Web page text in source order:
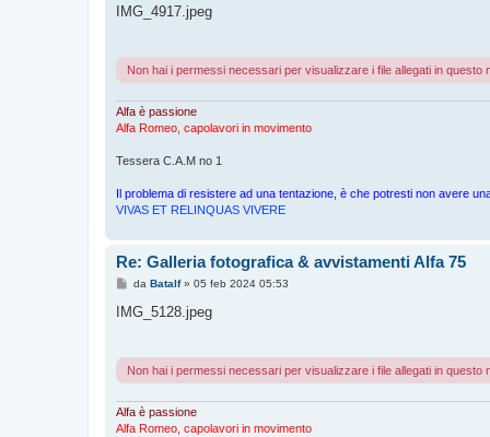
s
g
i
o
IMG_4917.jpeg
Non hai i permessi necessari per visualizzare i file allegati in questo
Alfa è passione
Alfa Romeo, capolavori in movimento
Tessera C.A.M no 1
Il problema di resistere ad una tentazione, è che potresti non avere
VIVAS ET RELINQUAS VIVERE
Re: Galleria fotografica & avvistamenti Alfa 75
M
s
g
i
o
da Batalf» 05 feb 2024 05:53
IMG_5128.jpeg
Non hai i permessi necessari per visualizzare i file allegati in questo
Alfa è passione
Alfa Romeo, capolavori in movimento